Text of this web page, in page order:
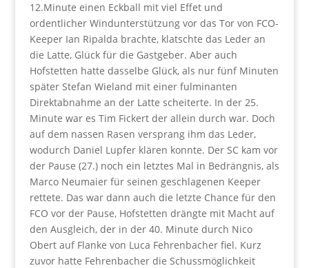
12.Minute einen Eckball mit viel Effet und
ordentlicher Windunterstützung vor das Tor von FCO-
Keeper Ian Ripalda brachte, klatschte das Leder an
die Latte, Glück für die Gastgeber. Aber auch
Hofstetten hatte dasselbe Glück, als nur fünf Minuten
später Stefan Wieland mit einer fulminanten
Direktabnahme an der Latte scheiterte. In der 25.
Minute war es Tim Fickert der allein durch war. Doch
auf dem nassen Rasen versprang ihm das Leder,
wodurch Daniel Lupfer klären konnte. Der SC kam vor
der Pause (27.) noch ein letztes Mal in Bedrängnis, als
Marco Neumaier für seinen geschlagenen Keeper
rettete. Das war dann auch die letzte Chance für den
FCO vor der Pause, Hofstetten drängte mit Macht auf
den Ausgleich, der in der 40. Minute durch Nico
Obert auf Flanke von Luca Fehrenbacher fiel. Kurz
zuvor hatte Fehrenbacher die Schussmöglichkeit